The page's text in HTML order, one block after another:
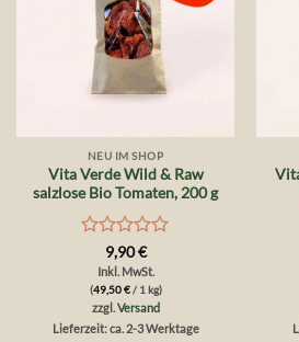
NEU IM SHOP
Vita Verde Wild & Raw
salzlose Bio Tomaten, 200 g
Bewertet
mit
0
von
9,90€
Inkl. MwSt.
(49,50€/ 1 kg)
zzgl.Versand
Lieferzeit: ca. 2-3 Werktage